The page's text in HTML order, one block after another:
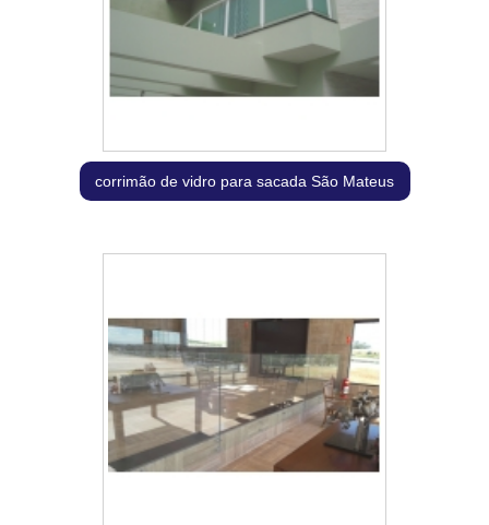
corrimão de vidro para sacada São Mateus